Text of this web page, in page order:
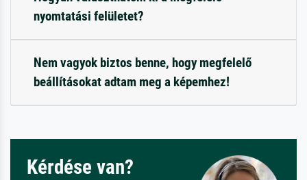
nyomtatási felületet?
Nem vagyok biztos benne, hogy megfelelő
beállításokat adtam meg a képemhez!
Kérdése van?